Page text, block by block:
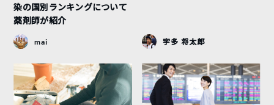
染の国別ランキングについて
薬剤師が紹介
mai 宇多 将太郎